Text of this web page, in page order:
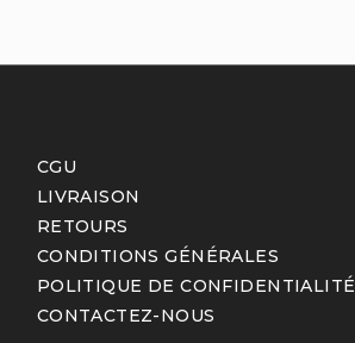
CGU
LIVRAISON
RETOURS
CONDITIONS GÉNÉRALES
POLITIQUE DE CONFIDENTIALITÉ
CONTACTEZ-NOUS